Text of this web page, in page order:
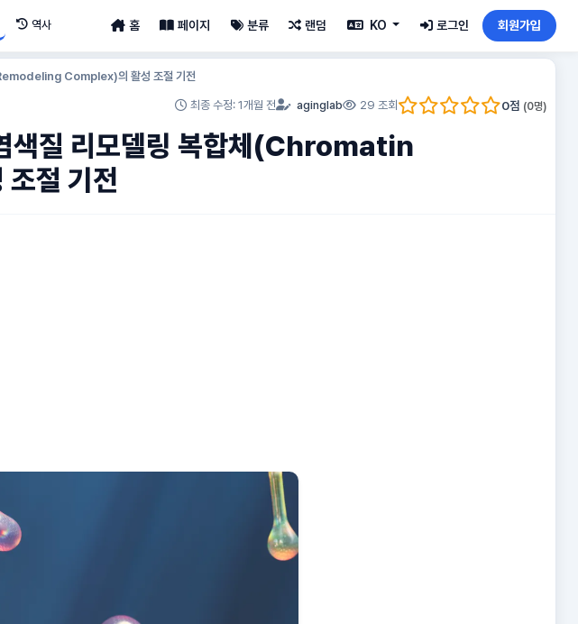
역사 홈 페이지 분류 랜덤 KO 로그인 회원가입
Complex)의 활성 조절 기전
최종 수정: 1개월 전 aginglab 29 조회 0점 (0명)
색질 리모델링 복합체(Chromatin
절 기전